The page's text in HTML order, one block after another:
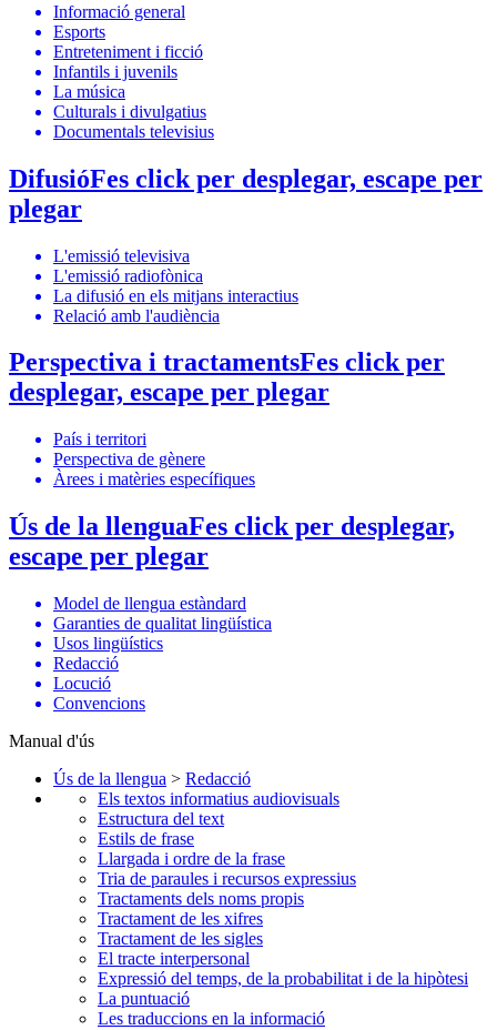
Informació general
Esports
Entreteniment i ficció
Infantils i juvenils
La música
Culturals i divulgatius
Documentals televisius
DifusióFes click per desplegar, escape per
plegar
L'emissió televisiva
L'emissió radiofònica
La difusió en els mitjans interactius
Relació amb l'audiència
Perspectiva i tractamentsFes click per
desplegar, escape per plegar
País i territori
Perspectiva de gènere
Àrees i matèries específiques
Ús de la llenguaFes click per desplegar,
escape per plegar
Model de llengua estàndard
Garanties de qualitat lingüística
Usos lingüístics
Redacció
Locució
Convencions
Manual d'ús
Ús de la llengua > Redacció
Els textos informatius audiovisuals
Estructura del text
Estils de frase
Llargada i ordre de la frase
Tria de paraules i recursos expressius
Tractaments dels noms propis
Tractament de les xifres
Tractament de les sigles
El tracte interpersonal
Expressió del temps, de la probabilitat i de la hipòtesi
La puntuació
Les traduccions en la informació